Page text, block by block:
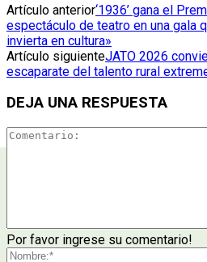
Artículo anterior‘1936’ gana el
espectáculo de teatro en una gala
invierta en cultura»
Artículo siguienteJATO 2026
escaparate del talento rural
DEJA UNA RESPUESTA
Por favor ingrese su comentario!